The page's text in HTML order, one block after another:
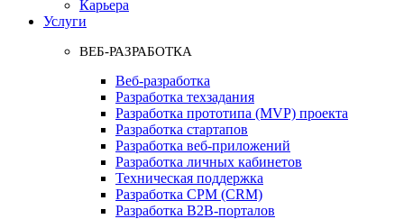
Карьера
Услуги
ВЕБ-РАЗРАБОТКА
Веб-разработка
Разработка техзадания
Разработка прототипа (MVP) проекта
Разработка стартапов
Разработка веб-приложений
Разработка личных кабинетов
Техническая поддержка
Разработка СРМ (CRM)
Разработка B2B-порталов